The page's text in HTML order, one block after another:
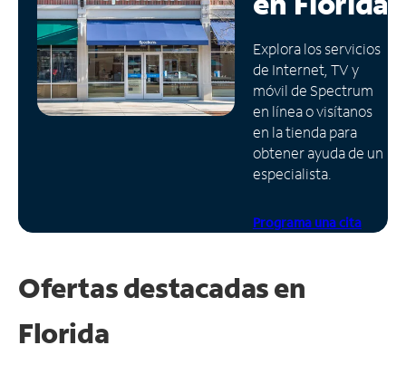
Administrar
cuenta
Encuentra
una
tienda
Explora los servicios
de Internet, TV y
móvil de Spectrum
en línea o visítanos
en la tienda para
obtener ayuda de un
especialista.
Programa una cita
Ofertas destacadas en
Florida